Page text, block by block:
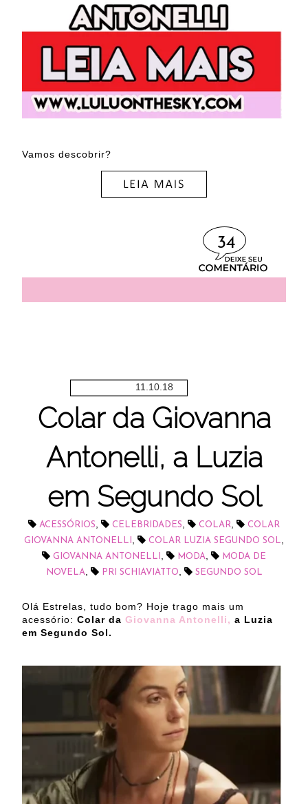
Vamos descobrir?
34
11.10.18
Colar da Giovanna
Antonelli, a Luzia
em Segundo Sol
ACESSÓRIOS CELEBRIDADES COLAR
COLAR
GIOVANNA ANTONELLI
COLAR LUZIA SEGUNDO SOL
GIOVANNA ANTONELLI MODA
MODA DE
NOVELA
PRI SCHIAVIATTO SEGUNDO SOL
Olá Estrelas, tudo bom? Hoje trago mais um
acessório: Colar da Giovanna Antonelli, a Luzia
em Segundo Sol.